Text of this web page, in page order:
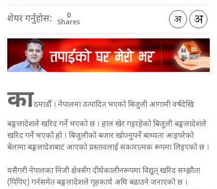
शेयर गर्नुहोस: 0
Shares
काठमाडौँ । नेपालमा उत्पादित भएको बिजुली आगामी वर्षदेखि
बङ्गलादेशले खरिद गर्ने भएको छ । हाल खेर गइरहेको बिजुली बङ्गलादेशले
खरिद गर्ने भएको हो । बिजुलीको बजार खोज्नुपर्ने बाध्यता आइपरेको
बेलामा बङ्गलादेशबाट आएको प्रस्तावलाई सकारात्मक रूपमा लिइएको छ ।
यसैगरी नेपालका निजी क्षेत्रसँग दीर्घकालीनरूपमा विद्युत् खरिद सम्झौता
(पिपिए) गर्नसमेत बङ्गलादेशले गृहकार्य अघि बढाउने जनाएको छ ।